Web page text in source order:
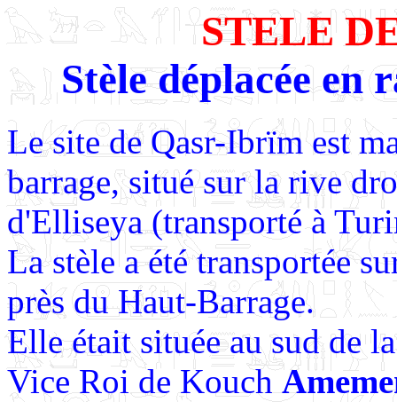
STELE
Stèle déplacée en
Le site de Qasr-Ibrïm est
barrage, situé sur la rive
d'Elliseya (transporté à
La stèle a été transportée
près du Haut-Barrage.
Elle était située au sud de
Vice Roi de Kouch